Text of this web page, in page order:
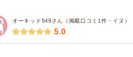
オーキッド549さん（掲載口コミ1件・イヌ）
5.0